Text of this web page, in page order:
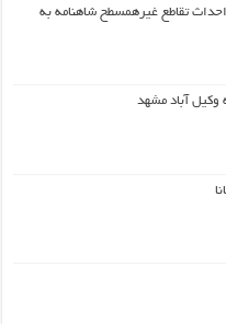
احداث تقاطع غیرهمسطح شاهنامه به
آباد مشهد